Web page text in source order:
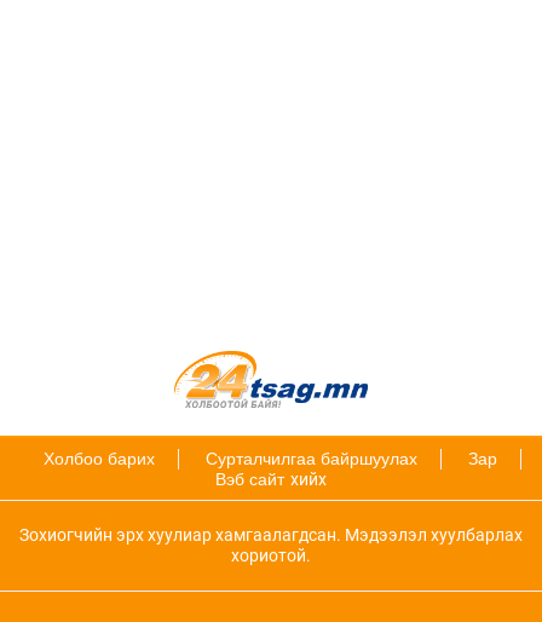
Холбоо барих Сурталчилгаа байршуулах
Зар
Вэб сайт хийх
Зохиогчийн эрх хуулиар хамгаалагдсан. Мэдээлэл хуулбарлах
хориотой.